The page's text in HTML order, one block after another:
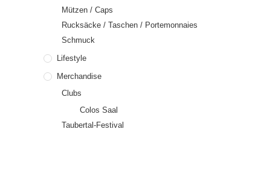
Mützen / Caps
Rucksäcke / Taschen / Portemonnaies
Schmuck
Lifestyle
Merchandise
Clubs
Colos Saal
Taubertal-Festival